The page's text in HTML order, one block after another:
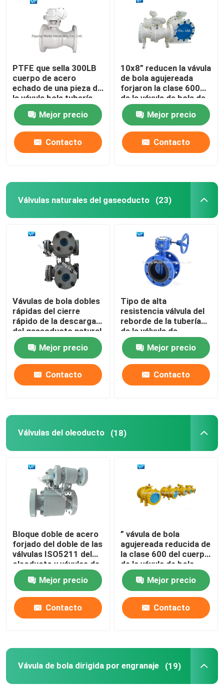
Sobre nosotros
Viaje de la fábrica
Control de calidad
Éntrenos en contacto con
Pida una cita
Vávula de bola de la tubería
Vávula de bola dirigida por engranaje
Vávula de bola ensanchada de acero de carbono
Vávula de bola ensanchada de acero inoxidable
Válvula del cierre de emergencia
Vávula de bola completamente soldada con autógena
Vávula de bola montada muñón
PTFE que sella 300LB
cuerpo de acero
echado de una pieza de
la vávula bola tubería
8x6”
Mejor precio
Contacto
10x8” reducen la vávula
de bola agujereada
forjaron la clase 600
de la vávula de bola de
WCC
Mejor precio
Contacto
Válvulas naturales del gaseoducto (23)
Vávulas de bola dobles
rápidas del cierre
rápido de la descarga
del gaseoducto natural
del VT
Mejor precio
Contacto
Tipo de alta
resistencia válvula del
reborde de la tubería
de la válvula de
mariposa de la caja de
cambios de mariposa
Mejor precio
Contacto
Válvulas del oleoducto (18)
Bloque doble de acero
forjado del doble de las
válvulas ISO5211 del
oleoducto y vávulas de
bola de corrimiento
Mejor precio
Contacto
” vávula de bola
agujereada reducida de
la clase 600 del cuerpo
de la vávula de bola
16x14 WCC
Mejor precio
Contacto
Vávula de bola dirigida por engranaje (19)